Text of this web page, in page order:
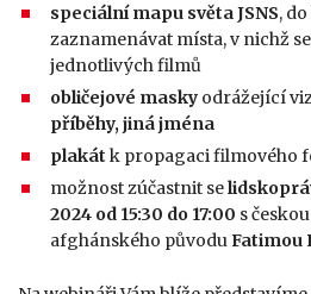
speciální mapu světa JSNS,
zaznamenávat místa, v nichž
jednotlivých filmů
obličejové masky odrážející
příběhy, jiná jména
plakát k propagaci filmového
možnost zúčastnit se
2024 od 15:30 do 17:00 s
afghánského původuFatimou